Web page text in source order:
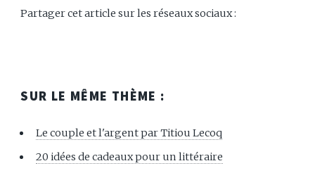
Partager cet article sur les réseaux sociaux :
SUR LE MÊME THÈME :
Le couple et l'argent par Titiou Lecoq
20 idées de cadeaux pour un littéraire